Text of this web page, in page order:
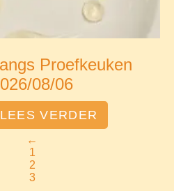
Proefkeuken
08/06
LEES VERDER
←
1
2
3